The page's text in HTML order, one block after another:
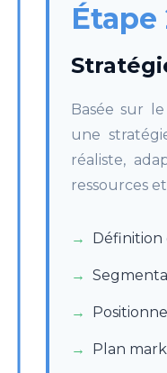
Étape
Basée sur
une
réaliste,
ressources
Définition
Plan